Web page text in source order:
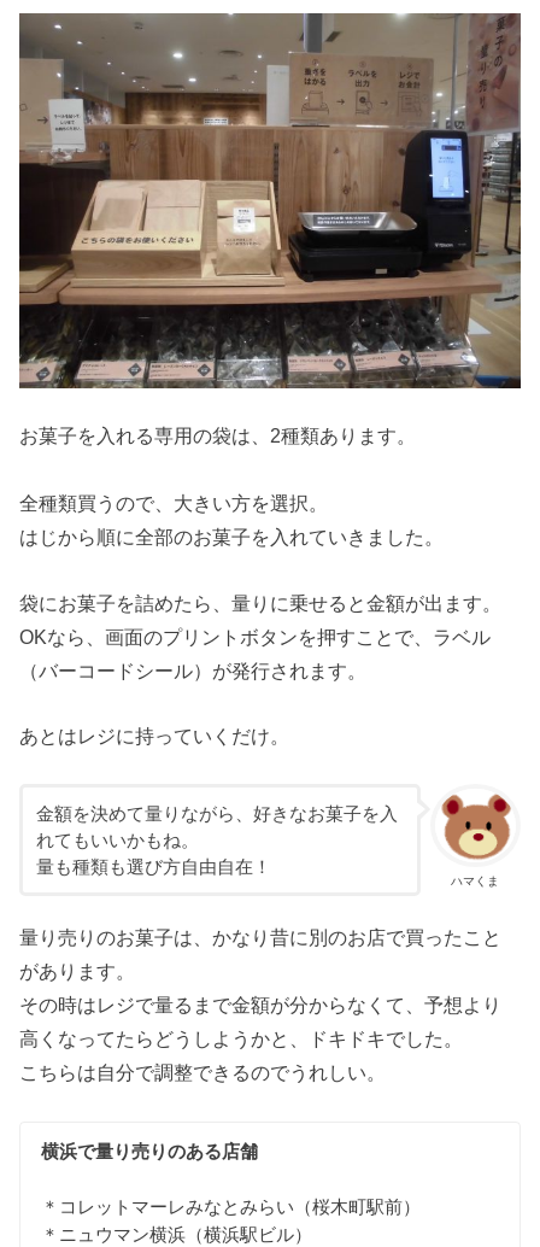
お菓子を入れる専用の袋は、2種類あります。
全種類買うので、大きい方を選択。
はじから順に全部のお菓子を入れていきました。
袋にお菓子を詰めたら、量りに乗せると金額が出ます。
OKなら、画面のプリントボタンを押すことで、ラベル
（バーコードシール）が発行されます。
あとはレジに持っていくだけ。
ハマくま
金額を決めて量りながら、好きなお菓子を入
れてもいいかもね。
量も種類も選び方自由自在！
量り売りのお菓子は、かなり昔に別のお店で買ったこと
があります。
その時はレジで量るまで金額が分からなくて、予想より
高くなってたらどうしようかと、ドキドキでした。
こちらは自分で調整できるのでうれしい。
横浜で量り売りのある店舗
＊コレットマーレみなとみらい（桜木町駅前）
＊ニュウマン横浜（横浜駅ビル）